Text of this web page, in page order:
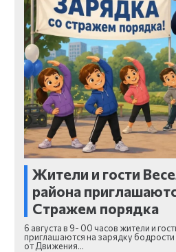
Жители и гости
района
Стражем порядка
6 августа в 9- 00 часов жители и
приглашаются на зарядку
от Движения…